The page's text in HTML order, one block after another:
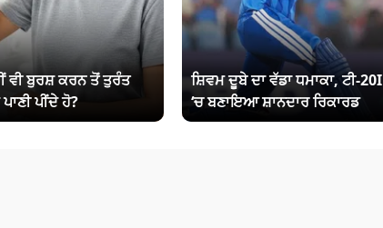
ਵੀ ਬੁਰਸ਼ ਕਰਨ ਤੋਂ ਤੁਰੰਤ
ਪੀਂਦੇ ਹੋ?
ਸ਼ਿਵਮ ਦੂਬੇ ਦਾ ਵੱਡਾ ਧਮਾਕਾ, ਟੀ-20I
‘ਚ ਬਣਾਇਆ ਸ਼ਾਨਦਾਰ ਰਿਕਾਰਡ